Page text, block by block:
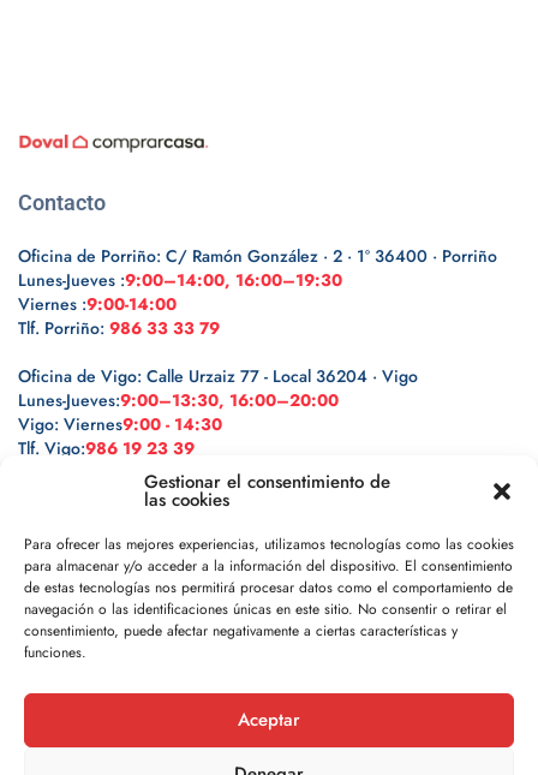
Gestionar el consentimiento de
las cookies
Para ofrecer las mejores experiencias, utilizamos tecnologías como las cookies
para almacenar y/o acceder a la información del dispositivo. El consentimiento
de estas tecnologías nos permitirá procesar datos como el comportamiento de
navegación o las identificaciones únicas en este sitio. No consentir o retirar el
consentimiento, puede afectar negativamente a ciertas características y
funciones.
Aceptar
Contacto
Oficina de Porriño: C/ Ramón González · 2 · 1º 36400 · Porriño
Lunes-Jueves :9:00–14:00, 16:00–19:30
Viernes :9:00-14:00
Tlf. Porriño: 986 33 33 79
Oficina de Vigo: Calle Urzaiz 77 - Local 36204 · Vigo
Lunes-Jueves:9:00–13:30, 16:00–20:00
Vigo: Viernes9:00 - 14:30
Tlf. Vigo:986 19 23 39
Legal
Política de privacidad